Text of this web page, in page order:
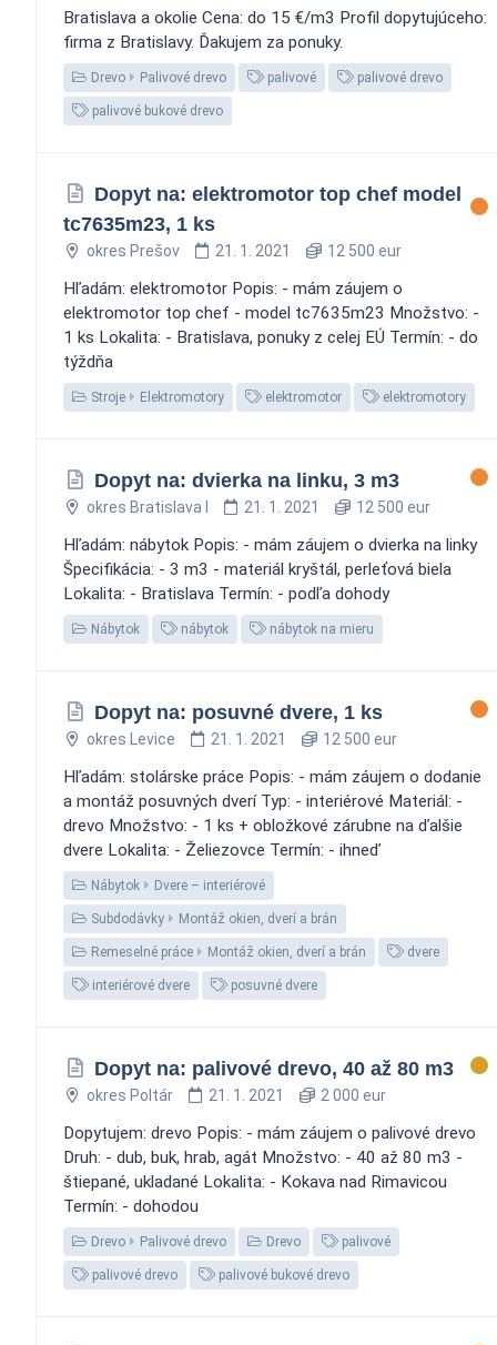
Bratislava a okolie Cena: do 15 €/m3 Profil dopytujúceho:
firma z Bratislavy. Ďakujem za ponuky.
Drevo Palivové drevo palivové palivové drevo
palivové bukové drevo
Dopyt na: elektromotor top chef model
tc7635m23, 1 ks
okres Prešov 21. 1. 2021 12 500 eur
Hľadám: elektromotor Popis: - mám záujem o
elektromotor top chef - model tc7635m23 Množstvo: -
1 ks Lokalita: - Bratislava, ponuky z celej EÚ Termín: - do
týždňa
Stroje Elektromotory elektromotor elektromotory
Dopyt na: dvierka na linku, 3 m3
okres Bratislava I 21. 1. 2021 12 500 eur
Hľadám: nábytok Popis: - mám záujem o dvierka na linky
Špecifikácia: - 3 m3 - materiál kryštál, perleťová biela
Lokalita: - Bratislava Termín: - podľa dohody
Nábytok nábytok nábytok na mieru
Dopyt na: posuvné dvere, 1 ks
okres Levice 21. 1. 2021 12 500 eur
Hľadám: stolárske práce Popis: - mám záujem o dodanie
a montáž posuvných dverí Typ: - interiérové Materiál: -
drevo Množstvo: - 1 ks + obložkové zárubne na ďalšie
dvere Lokalita: - Želiezovce Termín: - ihneď
Nábytok Dvere – interiérové
Subdodávky Montáž okien, dverí a brán
Remeselné práce Montáž okien, dverí a brán dvere
interiérové dvere posuvné dvere
Dopyt na: palivové drevo, 40 až 80 m3
okres Poltár 21. 1. 2021 2 000 eur
Dopytujem: drevo Popis: - mám záujem o palivové drevo
Druh: - dub, buk, hrab, agát Množstvo: - 40 až 80 m3 -
štiepané, ukladané Lokalita: - Kokava nad Rimavicou
Termín: - dohodou
Drevo Palivové drevo Drevo palivové
palivové drevo palivové bukové drevo